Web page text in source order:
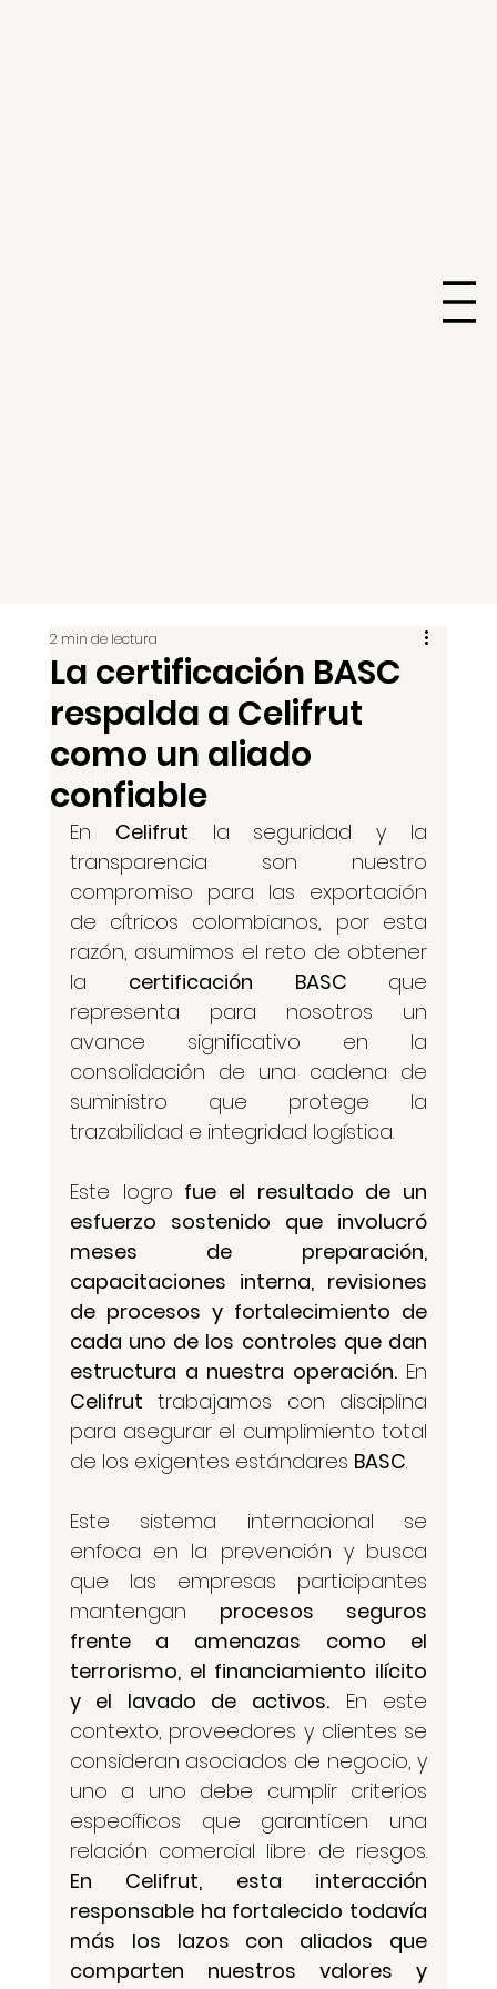
La certificación BASC
respalda a Celifrut
como un aliado
confiable
2 min de lectura
En Celifrut la seguridad y la
transparencia son nuestro
compromiso para las exportación
de cítricos colombianos, por esta
razón, asumimos el reto de obtener
la certificación BASC que
representa para nosotros un
avance significativo en la
consolidación de una cadena de
suministro que protege la
trazabilidad e integridad logística.
Este logro fue el resultado de un
esfuerzo sostenido que involucró
meses de preparación,
capacitaciones interna, revisiones
de procesos y fortalecimiento de
cada uno de los controles que dan
estructura a nuestra operación.
Celifrut trabajamos con disciplina
para asegurar el cumplimiento total
de los exigentes estándares BASC.
Este sistema internacional se
enfoca en la prevención y busca
que las empresas participantes
mantengan procesos seguros
frente a amenazas como el
terrorismo, el financiamiento ilícito
y el lavado de activos. En este
contexto, proveedores y clientes se
consideran asociados de negocio, y
uno a uno debe cumplir criterios
específicos que garanticen una
En Celifrut, esta interacción
responsable ha fortalecido todavía
más los lazos con aliados que
comparten nuestros valores y